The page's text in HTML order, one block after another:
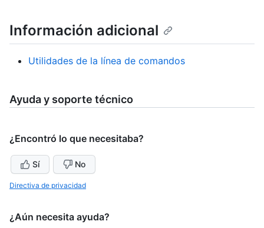
Información adicional
Utilidades de la línea de comandos
Ayuda y soporte técnico
¿Encontró lo que necesitaba?
Sí No
Directiva de privacidad
¿Aún necesita ayuda?